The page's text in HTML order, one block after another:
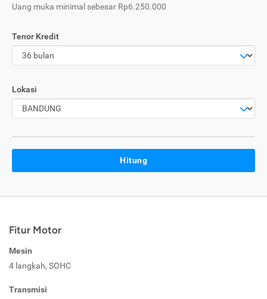
Uang muka minimal sebesar Rp6.250.000
Tenor Kredit
Lokasi
Hitung
Fitur Motor
Mesin
4 langkah, SOHC
Transmisi